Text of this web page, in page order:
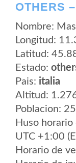
OTHERS
Nombre:
Longitud:
Latitud:
Estado:
Pais: italia
Altitud:
Poblacion:
Huso
UTC +1:00
Horario de